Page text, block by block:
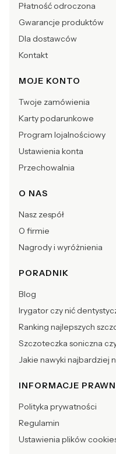
Płatność odroczona
Gwarancje produktów
Dla dostawców
Kontakt
MOJE KONTO
Twoje zamówienia
Karty podarunkowe
Program lojalnościowy
Ustawienia konta
Przechowalnia
O NAS
Nasz zespół
O firmie
Nagrody i wyróżnienia
PORADNIK
Blog
Irygator czy nić
Ranking najlepszych
Szczoteczka soniczna
Jakie nawyki najbardziej
INFORMACJE
Polityka prywatności
Regulamin
Ustawienia plików